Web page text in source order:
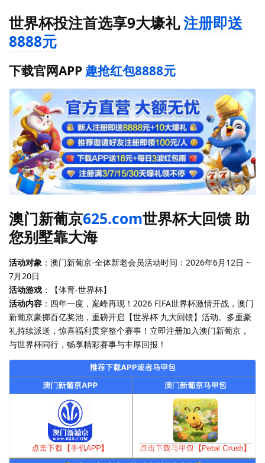
世界杯投注首选享9大壕礼注册即送
8888元
下载官网APP 趣抢红包8888元
澳门新葡京625.com世界杯大回馈 助
您别墅靠大海
活动对象 ：澳门新葡京-全体新老会员活动时间：2026年6月12日 ~
7月20日
活动游戏 ：【体育-世界杯】
活动内容 ：四年一度，巅峰再现！2026 FIFA世界杯激情开战，澳门
新葡京豪掷百亿奖池，重磅开启【世界杯 九大回馈】活动。多重豪
礼持续派送，惊喜福利贯穿整个赛事！立即注册加入澳门新葡京，
与世界杯同行，畅享精彩赛事与丰厚回报！